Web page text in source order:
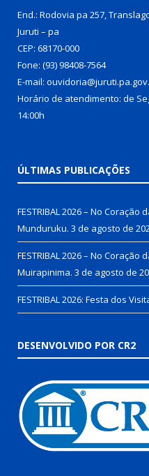
End.: Rodovia pa 257,
Juruti – pa
CEP: 68170-000
Fone: (93) 98408-7564
E-mail:
Horário de atendimento: de
14:00h
ÚLTIMAS PUBLICAÇÕES
FESTRIBAL 2026 – No
Munduruku. 3 de agosto de
FESTRIBAL 2026 – No
Muirapinima. 3 de agosto de
FESTRIBAL 2026: Festa dos
DESENVOLVIDO POR CR2